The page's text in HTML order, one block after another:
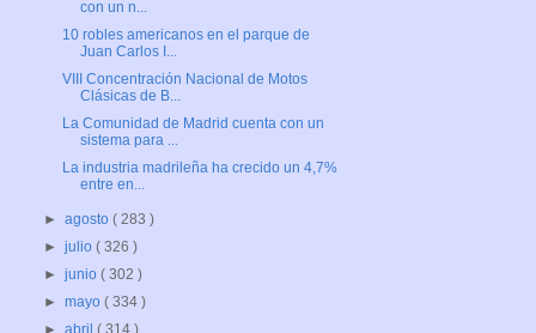
con un n...
10 robles americanos en el parque de
Juan Carlos I...
VIII Concentración Nacional de Motos
Clásicas de B...
La Comunidad de Madrid cuenta con un
sistema para ...
La industria madrileña ha crecido un 4,7%
entre en...
►agosto( 283 )
►julio( 326 )
►junio( 302 )
►mayo( 334 )